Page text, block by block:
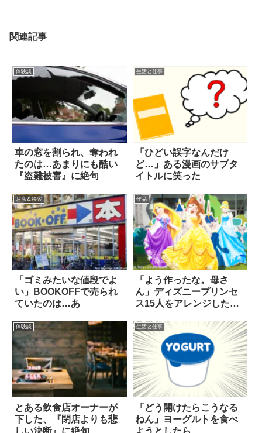
関連記事
体験談
車の窓を割られ、奪われ
たのは…あまりにも酷い
『盗難被害』に絶句
生活と仕事
「ひどい誤字なんだけ
ど…」ある漫画のサブタ
イトルに笑った
お店＆接客
「ゴミみたいな値段でよ
い」BOOKOFFで売られ
ていたのは…あ
作品
「よう作ったな。母さ
ん」ディズニープリンセ
ス15人をアレンジしたネ
体験談
とある飲食店オーナーが
下した、『閉店よりも悲
しい決断』に絶句
生活と仕事
「どう開けたらこうなる
ねん」ヨーグルトを食べ
ようとしたら